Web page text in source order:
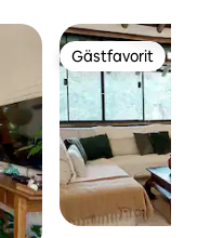
Gästfavorit
Gästfavorit